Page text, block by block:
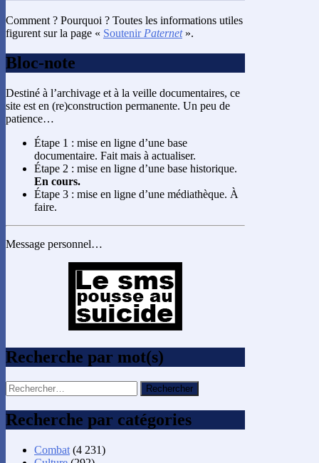
Comment ? Pourquoi ? Toutes les informations utiles
figurent sur la page « Soutenir Paternet».
Bloc-note
Destiné à l’archivage et à la veille documentaires, ce
site est en (re)construction permanente. Un peu de
patience…
Étape 1 : mise en ligne d’une base
documentaire. Fait mais à actualiser.
Étape 2 : mise en ligne d’une base historique.
En cours.
Étape 3 : mise en ligne d’une médiathèque. À
faire.
Message personnel…
Recherche par mot(s)
Rechercher :
Recherche par catégories
Combat (4 231)